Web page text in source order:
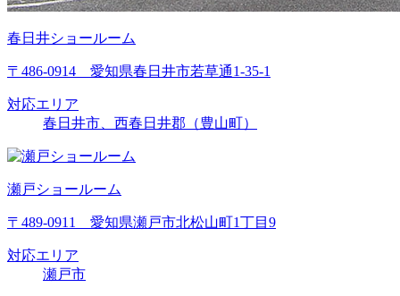
春日井ショールーム
〒486-0914 愛知県春日井市若草通1-35-1
対応エリア
春日井市、西春日井郡（豊山町）
瀬戸ショールーム
〒489-0911 愛知県瀬戸市北松山町1丁目9
対応エリア
瀬戸市